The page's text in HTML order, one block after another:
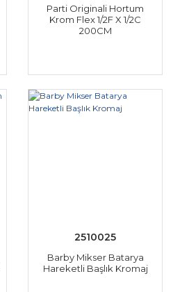
Parti Originali Hortum
Krom Flex 1/2F X 1/2C
200CM
2510025
Barby Mikser Batarya
Hareketli Başlık Kromaj